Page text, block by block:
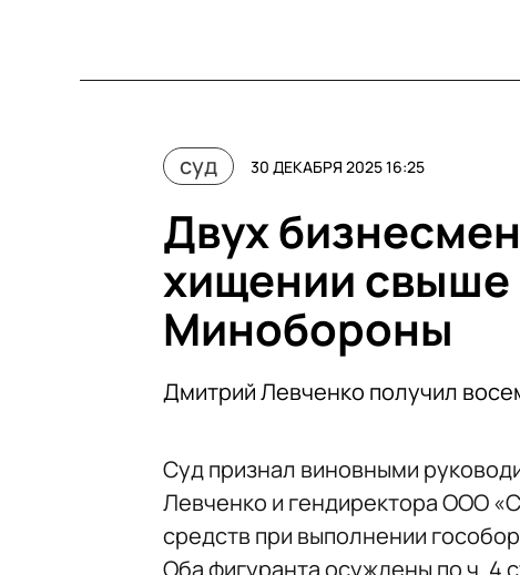
суд 30 ДЕКАБРЯ 2025 16:25
Двух
хищении свыше
Минобороны
Дмитрий Левченко получил
Суд признал виновными
Левченко и гендиректора ООО
средств при выполнении
Оба фигуранта осуждены по ч. 4